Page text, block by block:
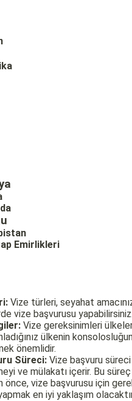
Emirlikleri
Vize türleri, seyahat
vize başvurusu yapabilirsiniz.
Vize gereksinimleri
ülkenin
önemlidir.
Süreci: Vize başvuru
ve mülakatı içerir. Bu
vize başvurusu için
en iyi yaklaşım